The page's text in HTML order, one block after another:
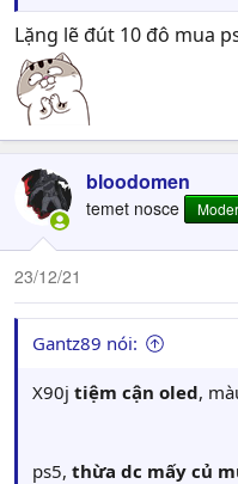
Á đù, chơi lớn dữ
Lặng lẽ đút 10 đô mua
bloodomen
temet nosce
23/12/21
Gantz89 nói:
X90j tiệm cận oled,
ps5, thừa dc mấy củ